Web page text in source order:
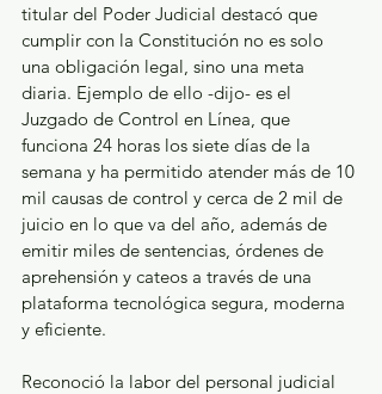
titular del Poder Judicial destacó que
cumplir con la Constitución no es solo
una obligación legal, sino una meta
diaria. Ejemplo de ello -dijo- es el
Juzgado de Control en Línea, que
funciona 24 horas los siete días de la
semana y ha permitido atender más de 10
mil causas de control y cerca de 2 mil de
juicio en lo que va del año, además de
emitir miles de sentencias, órdenes de
aprehensión y cateos a través de una
plataforma tecnológica segura, moderna
y eficiente.
Reconoció la labor del personal judicial